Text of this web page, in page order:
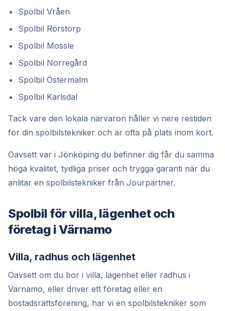
Spolbil Vråen
Spolbil Rörstorp
Spolbil Mossle
Spolbil Norregård
Spolbil Östermalm
Spolbil Karlsdal
Tack vare den lokala närvaron håller vi nere restiden
för din spolbilstekniker och är ofta på plats inom kort.
Oavsett var i Jönköping du befinner dig får du samma
höga kvalitet, tydliga priser och trygga garanti när du
anlitar en spolbilstekniker från Jourpartner.
Spolbil för villa, lägenhet och
företag i Värnamo
Villa, radhus och lägenhet
Oavsett om du bor i villa, lägenhet eller radhus i
Värnamo, eller driver ett företag eller en
bostadsrättsförening, har vi en spolbilstekniker som